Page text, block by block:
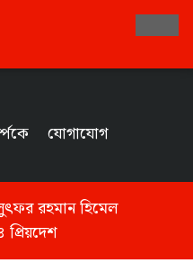
যোগাযোগ
রহমান হিমেল